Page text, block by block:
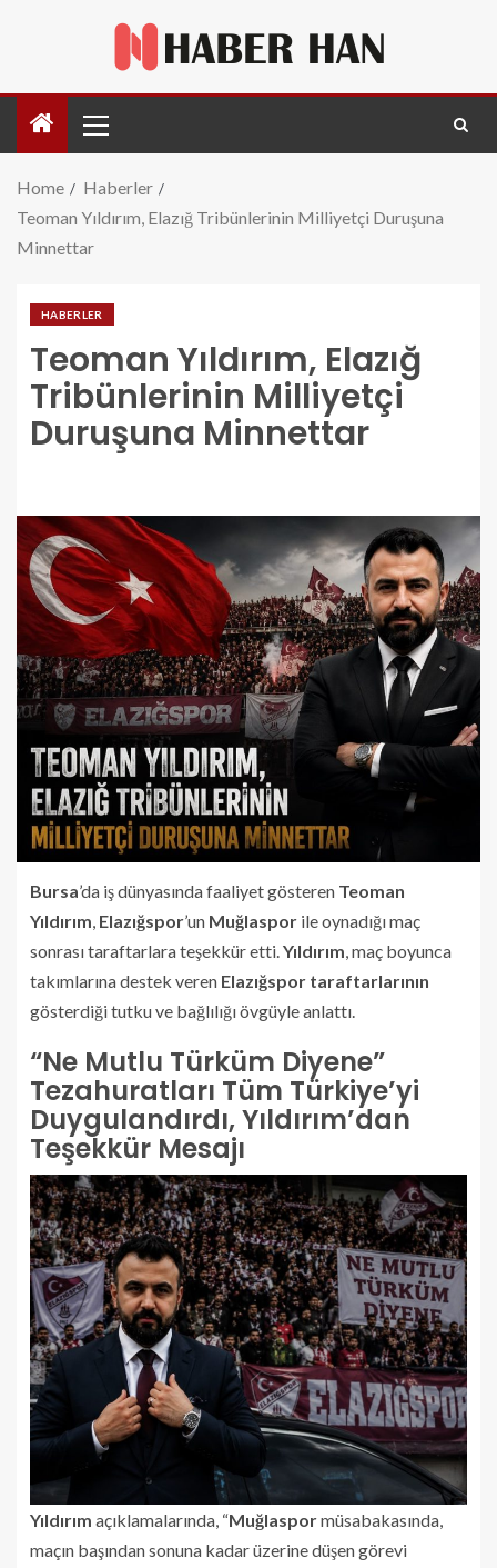
Home
Haberler
Teoman Yıldırım, Elazığ Tribünlerinin Milliyetçi Duruşuna
Minnettar
HABERLER
Teoman Yıldırım, Elazığ
Tribünlerinin Milliyetçi
Duruşuna Minnettar
Bursa’da iş dünyasında faaliyet gösteren Teoman
Yıldırım, Elazığspor’un Muğlaspor ile oynadığı maç
sonrası taraftarlara teşekkür etti.Yıldırım, maç boyunca
takımlarına destek veren Elazığspor taraftarlarının
gösterdiği tutku ve bağlılığı övgüyle anlattı.
“Ne Mutlu Türküm Diyene”
Tezahuratları Tüm Türkiye’yi
Duygulandırdı, Yıldırım’dan
Teşekkür Mesajı
Yıldırım açıklamalarında, “Muğlaspormüsabakasında,
maçın başından sonuna kadar üzerine düşen görevi